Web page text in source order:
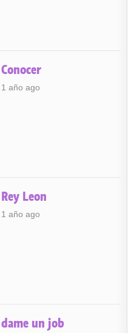
Conocer
1 año ago
Rey Leon
1 año ago
dame un job